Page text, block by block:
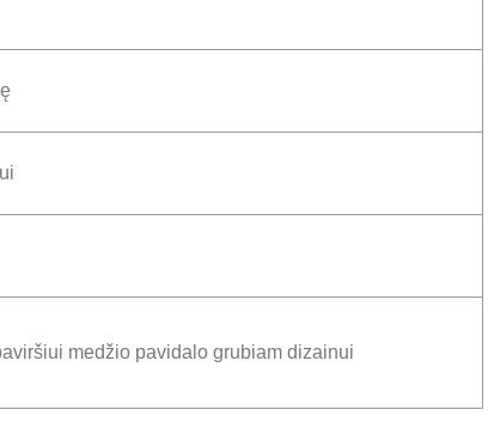
medžio pavidalo grubiam dizainui